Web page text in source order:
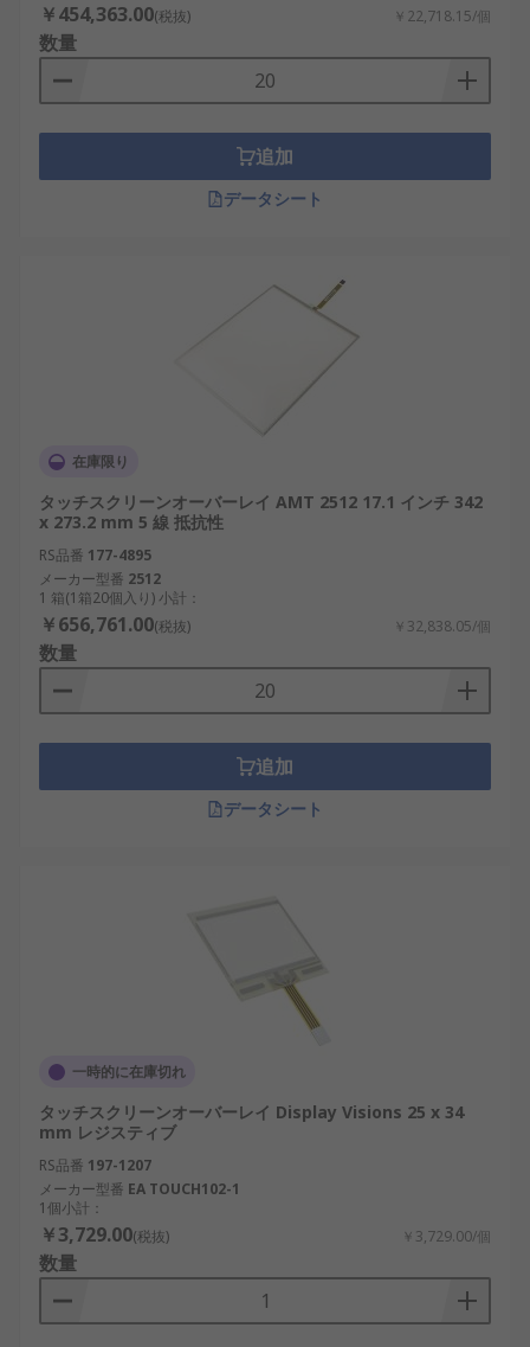
￥454,363.00(税抜) ￥22,718.15/個
数量
追加
データシート
在庫限り
タッチスクリーンオーバーレイ AMT 2512 17.1 インチ 342
x 273.2 mm 5 線 抵抗性
RS品番 177-4895
メーカー型番 2512
1 箱(1箱20個入り) 小計：
￥656,761.00(税抜) ￥32,838.05/個
数量
追加
データシート
一時的に在庫切れ
タッチスクリーンオーバーレイ Display Visions 25 x 34
mm レジスティブ
RS品番 197-1207
メーカー型番 EA TOUCH102-1
1個小計：
￥3,729.00(税抜) ￥3,729.00/個
数量